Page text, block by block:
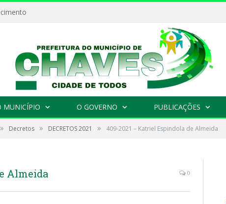
MUNICÍPIO O GOVERNO PUBLICAÇÕES
» Decretos » DECRETOS 2021 » 409-2021 – Katriel Espindola de Almeida
Almeida 0